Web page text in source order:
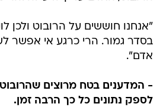
"אנחנו חוששים על הרובוט ולכן
בסדר גמור. הרי כרגע אי אפשר
אדם".
- המדענים בטח מרוצים
לספק נתונים כל כך הרבה זמן.